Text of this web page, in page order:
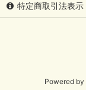
特定商取引法表示
Powered by